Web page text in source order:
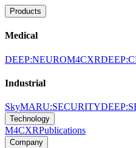
Products
Medical
DEEP:NEUROM4CXR
Industrial
SkyMARU:SECURITY
Technology
M4CXRPublications
Company